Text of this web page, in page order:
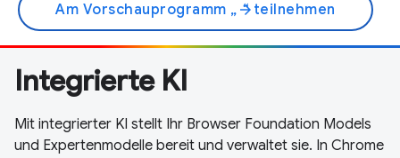
Am Vorschauprogramm „ arrow_forward
“ teilnehmen
Integrierte KI
Mit integrierter KI stellt Ihr Browser Foundation Models
und Expertenmodelle bereit und verwaltet sie. In Chrome